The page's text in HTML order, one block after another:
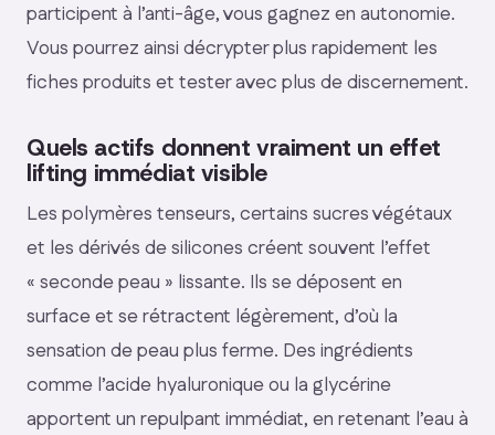
participent à l’anti-âge, vous gagnez en autonomie.
Vous pourrez ainsi décrypter plus rapidement les
fiches produits et tester avec plus de discernement.
Quels actifs donnent vraiment un effet
lifting immédiat visible
Les polymères tenseurs, certains sucres végétaux
et les dérivés de silicones créent souvent l’effet
« seconde peau » lissante. Ils se déposent en
surface et se rétractent légèrement, d’où la
sensation de peau plus ferme. Des ingrédients
comme l’acide hyaluronique ou la glycérine
apportent un repulpant immédiat, en retenant l’eau à